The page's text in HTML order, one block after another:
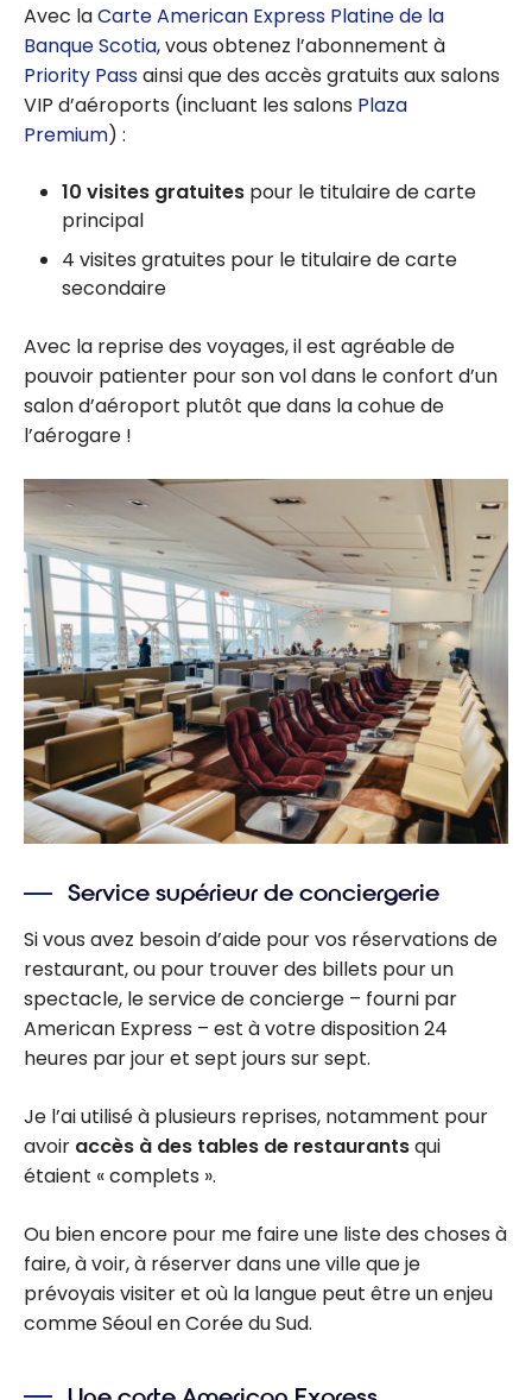
Avec laCarte American Express Platine de la
Banque Scotia, vous obtenez l’abonnement à
Priority Passainsi que des accès gratuits aux salons
VIP d’aéroports (incluant les salons Plaza
Premium) :
10 visites gratuites pour le titulaire de carte
principal
4 visites gratuites pour le titulaire de carte
secondaire
Avec la reprise des voyages, il est agréable de
pouvoir patienter pour son vol dans le confort d’un
salon d’aéroport plutôt que dans la cohue de
l’aérogare !
Service supérieur de conciergerie
Si vous avez besoin d’aide pour vos réservations de
restaurant, ou pour trouver des billets pour un
spectacle, le service de concierge – fourni par
American Express – est à votre disposition 24
heures par jour et sept jours sur sept.
Je l’ai utilisé à plusieurs reprises, notamment pour
avoir accès à des tables de restaurantsqui
étaient « complets ».
Ou bien encore pour me faire une liste des choses à
faire, à voir, à réserver dans une ville que je
prévoyais visiter et où la langue peut être un enjeu
comme Séoul en Corée du Sud.